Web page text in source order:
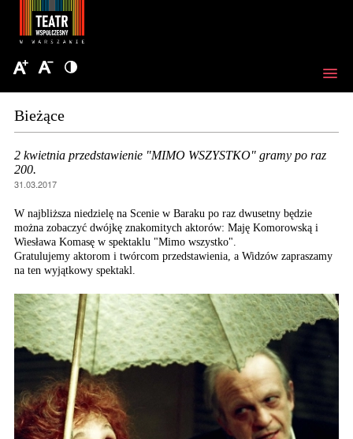
Bieżące
2 kwietnia przedstawienie "MIMO WSZYSTKO" gramy po raz
200.
31.03.2017
W najbliższa niedzielę na Scenie w Baraku po raz dwusetny będzie
można zobaczyć dwójkę znakomitych aktorów: Maję Komorowską i
Wiesława Komasę w spektaklu "Mimo wszystko".
Gratulujemy aktorom i twórcom przedstawienia, a Widzów zapraszamy
na ten wyjątkowy spektakl.